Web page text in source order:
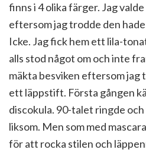
finns i 4 olika färger. Jag
eftersom jag trodde den
Icke. Jag fick hem ett lila-
alls stod något om och inte
mäkta besviken eftersom jag
ett läppstift. Första gången
discokula. 90-talet ringde
liksom. Men som med
för att rocka stilen och